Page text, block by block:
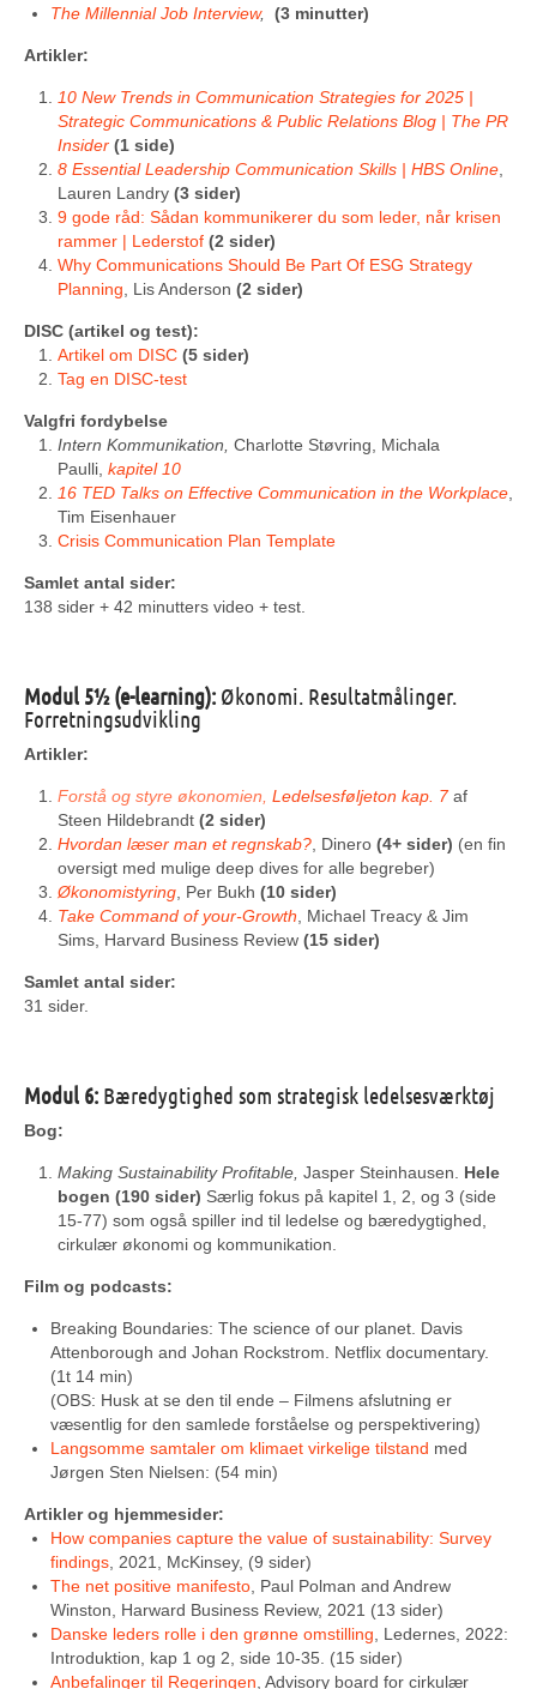
The Millennial Job Interview, (3 minutter)
Artikler:
10 New Trends in Communication Strategies for 2025 |
Strategic Communications & Public Relations Blog | The PR
Insider (1 side)
8 Essential Leadership Communication Skills | HBS Online
Lauren Landry (3 sider)
9 gode råd: Sådan kommunikerer du som leder, når krisen
rammer | Lederstof (2 sider)
Why Communications Should Be Part Of ESG Strategy
Planning , Lis Anderson (2 sider)
DISC (artikel og test):
Artikel om DISC (5 sider)
Tag en DISC-test
Valgfri fordybelse
Intern Kommunikation, Charlotte Støvring, Michala
Paulli, kapitel 10
16 TED Talks on Effective Communication in the Workplace
Tim Eisenhauer
Crisis Communication Plan Template
Samlet antal sider:
138 sider + 42 minutters video + test.
Modul 5½ (e-learning): Økonomi. Resultatmålinger.
Forretningsudvikling
Artikler:
Forstå og styre økonomien, Ledelsesføljeton kap. 7af
Steen Hildebrandt (2 sider)
Hvordan læser man et regnskab? , Dinero (4+ sider) (en fin
oversigt med mulige deep dives for alle begreber)
Økonomistyring , Per Bukh (10 sider)
Take Command of your-Growth , Michael Treacy & Jim
Sims, Harvard Business Review (15 sider)
Samlet antal sider:
31 sider.
Modul 6: Bæredygtighed som strategisk ledelsesværktøj
Bog:
Making Sustainability Profitable, Jasper Steinhausen. Hele
bogen (190 sider) Særlig fokus på kapitel 1, 2, og 3 (side
15-77) som også spiller ind til ledelse og bæredygtighed,
cirkulær økonomi og kommunikation.
Film og podcasts:
Breaking Boundaries: The science of our planet. Davis
Attenborough and Johan Rockstrom. Netflix documentary.
(1t 14 min)
(OBS: Husk at se den til ende – Filmens afslutning er
væsentlig for den samlede forståelse og perspektivering)
Langsomme samtaler om klimaet virkelige tilstand med
Jørgen Sten Nielsen: (54 min)
Artikler og hjemmesider:
How companies capture the value of sustainability: Survey
findings , 2021, McKinsey, (9 sider)
The net positive manifesto , Paul Polman and Andrew
Winston, Harward Business Review, 2021 (13 sider)
Danske leders rolle i den grønne omstilling , Ledernes, 2022:
Introduktion, kap 1 og 2, side 10-35. (15 sider)
Anbefalinger til Regeringen , Advisory board for cirkulær